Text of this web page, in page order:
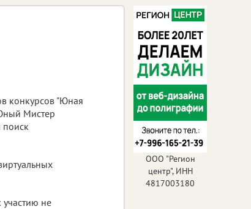
конкурсов "Юная
Мистер
поиск
не
ООО "Регион
центр", ИНН
4817003180